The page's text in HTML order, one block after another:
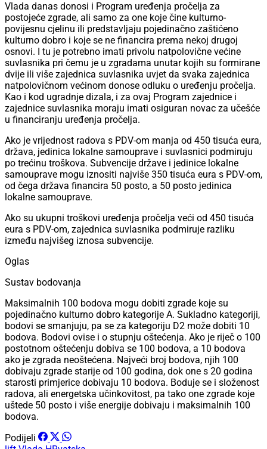
Vlada danas donosi i Program uređenja pročelja za
postojeće zgrade, ali samo za one koje čine kulturno-
povijesnu cjelinu ili predstavljaju pojedinačno zaštićeno
kulturno dobro i koje se ne financira prema nekoj drugoj
osnovi. I tu je potrebno imati privolu natpolovične većine
suvlasnika pri čemu je u zgradama unutar kojih su formirane
dvije ili više zajednica suvlasnika uvjet da svaka zajednica
natpolovičnom većinom donose odluku o uređenju pročelja.
Kao i kod ugradnje dizala, i za ovaj Program zajednice i
zajednice suvlasnika moraju imati osiguran novac za učešće
u financiranju uređenja pročelja.
Ako je vrijednost radova s PDV-om manja od 450 tisuća eura,
država, jedinica lokalne samouprave i suvlasnici podmiruju
po trećinu troškova. Subvencije države i jedinice lokalne
samouprave mogu iznositi najviše 350 tisuća eura s PDV-om,
od čega država financira 50 posto, a 50 posto jedinica
lokalne samouprave.
Ako su ukupni troškovi uređenja pročelja veći od 450 tisuća
eura s PDV-om, zajednica suvlasnika podmiruje razliku
između najvišeg iznosa subvencije.
Oglas
Sustav bodovanja
Maksimalnih 100 bodova mogu dobiti zgrade koje su
pojedinačno kulturno dobro kategorije A. Sukladno kategoriji,
bodovi se smanjuju, pa se za kategoriju D2 može dobiti 10
bodova. Bodovi ovise i o stupnju oštećenja. Ako je riječ o 100
postotnom oštećenju dobiva se 100 bodova, a 10 bodova
ako je zgrada neoštećena. Najveći broj bodova, njih 100
dobivaju zgrade starije od 100 godina, dok one s 20 godina
starosti primjerice dobivaju 10 bodova. Boduje se i složenost
radova, ali energetska učinkovitost, pa tako one zgrade koje
uštede 50 posto i više energije dobivaju i maksimalnih 100
bodova.
Podijeli